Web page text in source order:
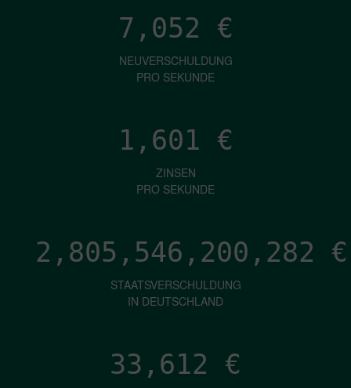
7,052 €
NEUVERSCHULDUNG
PRO SEKUNDE
1,601 €
ZINSEN
PRO SEKUNDE
2,805,546,202,397 €
STAATSVERSCHULDUNG
IN DEUTSCHLAND
33,612 €